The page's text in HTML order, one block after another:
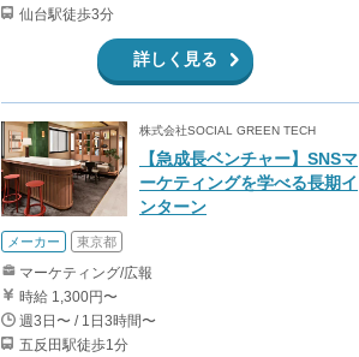
仙台駅徒歩3分
詳しく見る
株式会社SOCIAL GREEN TECH
【急成長ベンチャー】SNSマ
ーケティングを学べる長期イ
ンターン
メーカー 東京都
マーケティング/広報
時給 1,300円〜
週3日〜 / 1日3時間〜
五反田駅徒歩1分